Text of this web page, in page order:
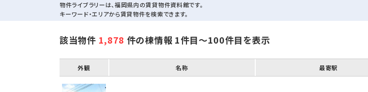
物件ライブラリーは、福岡県内の賃貸物件資料館です。
キーワード・エリアから賃貸物件を検索できます。
該当物件 1,878 件の棟情報 1件目～100件目を表示
外観 名称 最寄駅